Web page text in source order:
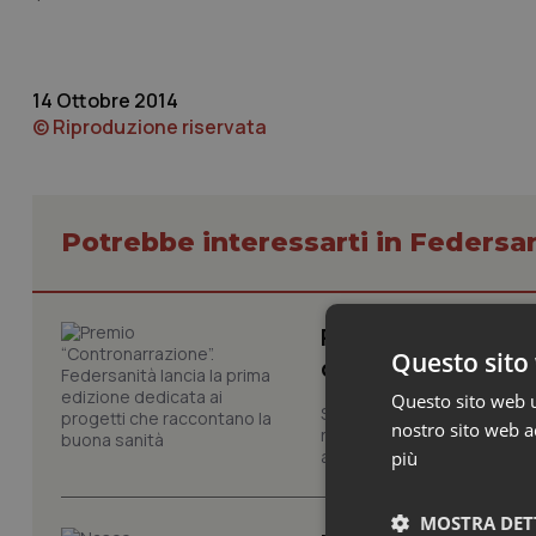
14 Ottobre 2014
© Riproduzione riservata
Potrebbe interessarti in
Premio
dedicata ai
Sono ufficialmente aperte
riconoscimento promosso
attraverso progetti,
Questo
Questo sito web
nostro sito web
più
MOSTRA